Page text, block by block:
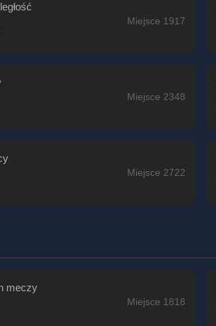
Miejsce 1917
Miejsce 2348
Miejsce 2722
meczy
Miejsce 1818